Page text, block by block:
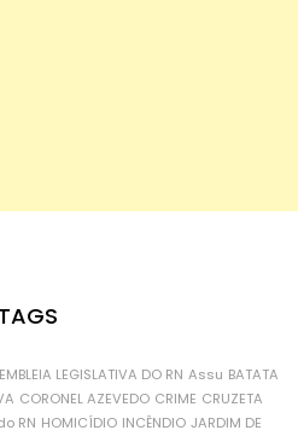
TAGS
LEGISLATIVA DO RN Assu BATATA
CORONEL AZEVEDO CRIME CRUZETA
RN HOMICÍDIO INCÊNDIO JARDIM DE